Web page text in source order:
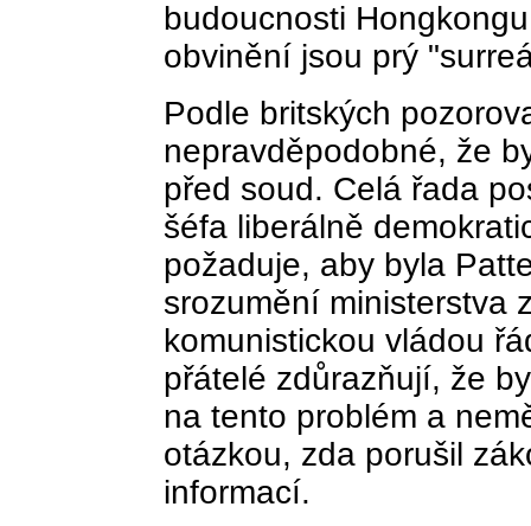
budoucnosti
obvinění jsou prý
Podle britských
nepravděpodobné, že
před soud. Celá řada
šéfa liberálně
požaduje, aby byla
srozumění ministerstva
komunistickou vládou
přátelé zdůrazňují, že
na tento problém a
otázkou, zda porušil
informací.